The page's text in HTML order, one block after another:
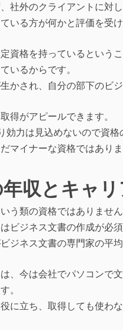
社外のクライアントに対
いる方が何かと評価を受け
資格を持っているという
いるからです。
かされ、自分の部下のビ
得がアピールできます。
効力は見込めないので資
マイナーな資格ではありま
収とキャ
う類の資格ではありませ
ビジネス文書の作成が必須
ジネス文書の専門家の平
、今は会社でパソコンで
。
に立ち、取得しても使わ